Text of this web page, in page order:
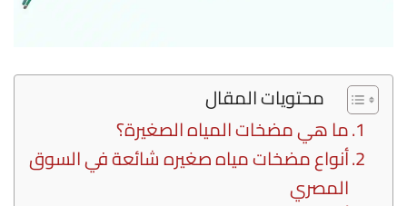
محتويات المقال
ما هي مضخات المياه الصغيرة؟
أنواع مضخات مياه صغيره شائعة في السوق
المصري